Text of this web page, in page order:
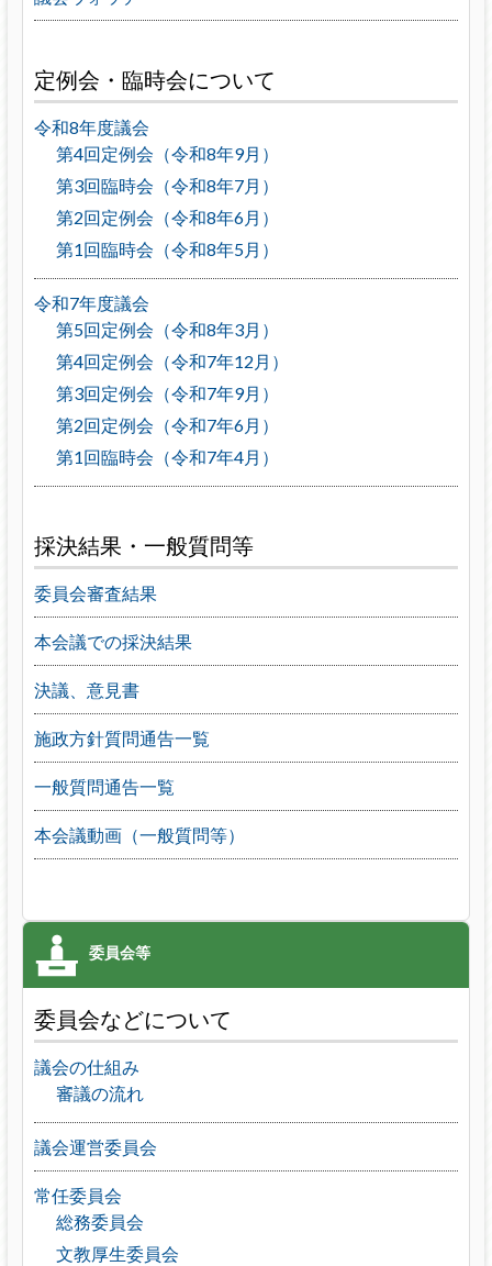
定例会・臨時会について
令和8年度議会
第4回定例会（令和8年9月）
第3回臨時会（令和8年7月）
第2回定例会（令和8年6月）
第1回臨時会（令和8年5月）
令和7年度議会
第5回定例会（令和8年3月）
第4回定例会（令和7年12月）
第3回定例会（令和7年9月）
第2回定例会（令和7年6月）
第1回臨時会（令和7年4月）
採決結果・一般質問等
委員会審査結果
本会議での採決結果
決議、意見書
施政方針質問通告一覧
一般質問通告一覧
本会議動画（一般質問等）
委員会などについて
議会の仕組み
審議の流れ
議会運営委員会
常任委員会
総務委員会
文教厚生委員会